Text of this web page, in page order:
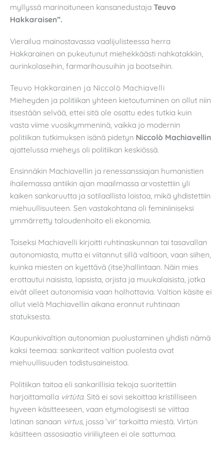
myllyssä marinoituneen kansanedustaja Teuvo
Hakkaraisen”.
Vierailua mainostavassa vaalijulisteessa herra
Hakkarainen on pukeutunut miehekkäästi nahkatakkiin,
aurinkolaseihin, farmarihousuihin ja bootseihin.
Teuvo Hakkarainen ja Niccolò Machiavelli
Mieheyden ja politiikan yhteen kietoutuminen on ollut niin
itsestään selvää, ettei sitä ole osattu edes tutkia kuin
vasta viime vuosikymmeninä, vaikka jo modernin
politiikan tutkimuksen isänä pidetyn Niccolò Machiavellin
ajattelussa mieheys oli politiikan keskiössä.
Ensinnäkin Machiavellin ja renessanssiajan humanistien
ihailemassa antiikin ajan maailmassa arvostettiin yli
kaiken sankaruutta ja sotilaallista loistoa, mikä yhdistettiin
miehuullisuuteen. Sen vastakohtana oli feminiiniseksi
ymmärretty taloudenhoito eli ekonomia.
Toiseksi Machiavelli kirjoitti ruhtinaskunnan tai tasavallan
autonomiasta, mutta ei viitannut sillä valtioon, vaan siihen,
kuinka miesten on kyettävä (itse)hallintaan. Näin mies
erottautui naisista, lapsista, orjista ja muukalaisista, jotka
eivät olleet autonomisia vaan holhottavia. Valtion käsite ei
ollut vielä Machiavellin aikana eronnut ruhtinaan
statuksesta.
Kaupunkivaltion autonomian puolustaminen yhdisti nämä
kaksi teemaa: sankariteot valtion puolesta ovat
miehuullisuuden todistusaineistoa.
Politiikan taitoa eli sankarillisia tekoja suoritettiin
harjoittamalla virtùta. Sitä ei sovi sekoittaa kristilliseen
hyveen käsitteeseen, vaan etymologisesti se viittaa
latinan sanaan virtus, jossa ’vir’ tarkoitta miestä. Virtùn
käsitteen assosiaatio viriiliyteen ei ole sattumaa.